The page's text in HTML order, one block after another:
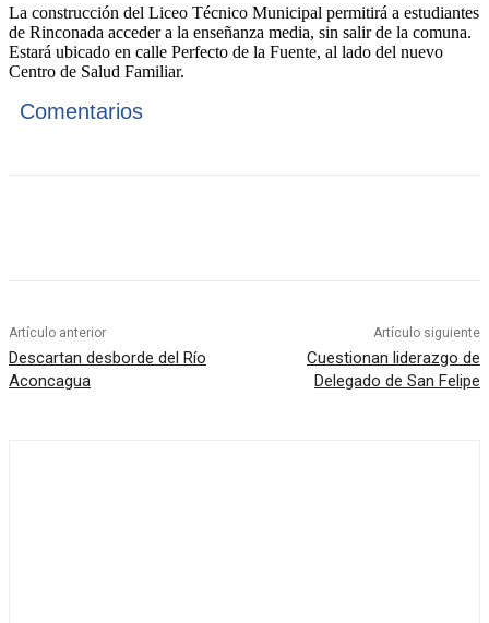
La construcción del Liceo Técnico Municipal permitirá a estudiantes
de Rinconada acceder a la enseñanza media, sin salir de la comuna.
Estará ubicado en calle Perfecto de la Fuente, al lado del nuevo
Centro de Salud Familiar.
Comentarios
Artículo anterior
Descartan desborde del Río
Aconcagua
Artículo siguiente
Cuestionan liderazgo de
Delegado de San Felipe